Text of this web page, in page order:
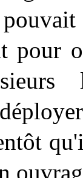
pour